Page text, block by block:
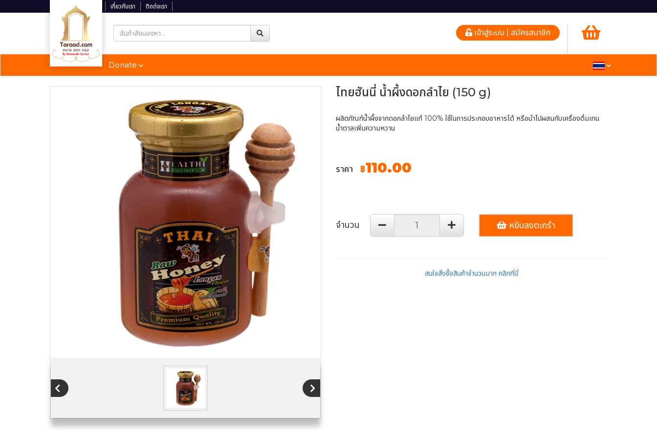
ติดตามสถานะจัดส่ง เกี่ยวกับเรา ติดต่อเรา
เข้าสู่ระบบ | สมัครสมาชิก
Donate
ไทยฮันนี่ น้ำผึ้งดอกลำไย (150 g)
ผลิตภัณฑ์น้ำผึ้งจากดอกลำไยแท้ 100% ใช้ในการประกอบอาหารได้ หรือนำไปผสมกับเครื่องดื่มเทน
น้ำตาลเพิ่มความหวาน
ราคา ฿110.00
จำนวน หยิบลงตะกร้า
สนใจสั่งซื้อสินค้าจำนวนมาก คลิกที่นี่